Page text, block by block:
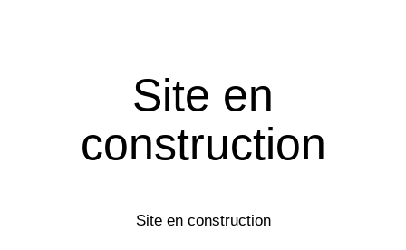
Site en
construction
Site en construction